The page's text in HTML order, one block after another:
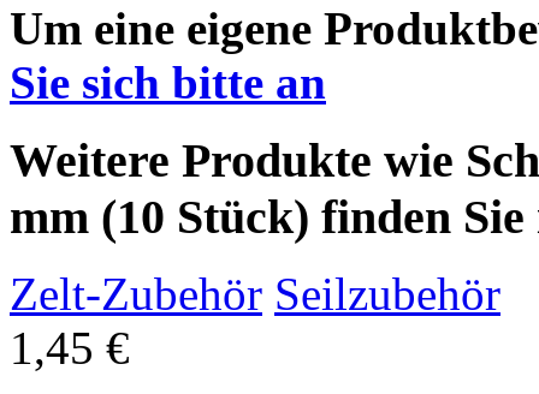
Um eine eigene
Sie sich bitte an
Weitere Produkte wie
mm (10 Stück) finden
Zelt-Zubehör Seilzubehör
1,45 €